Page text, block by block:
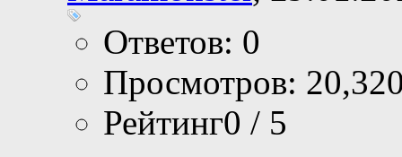
Ответов: 0
Просмотров:
Рейтинг0 / 5